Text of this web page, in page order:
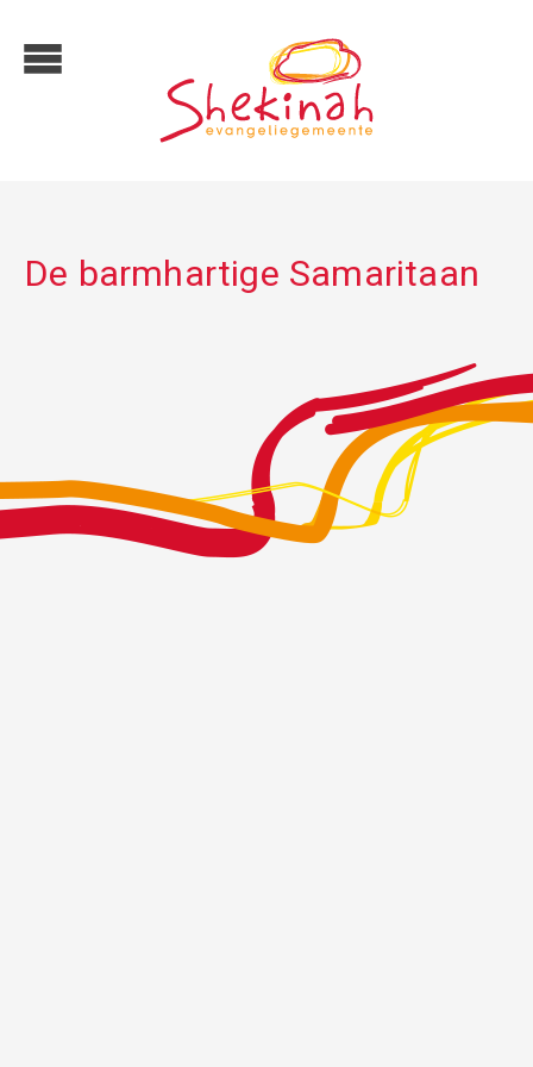
De barmhartige Samaritaan